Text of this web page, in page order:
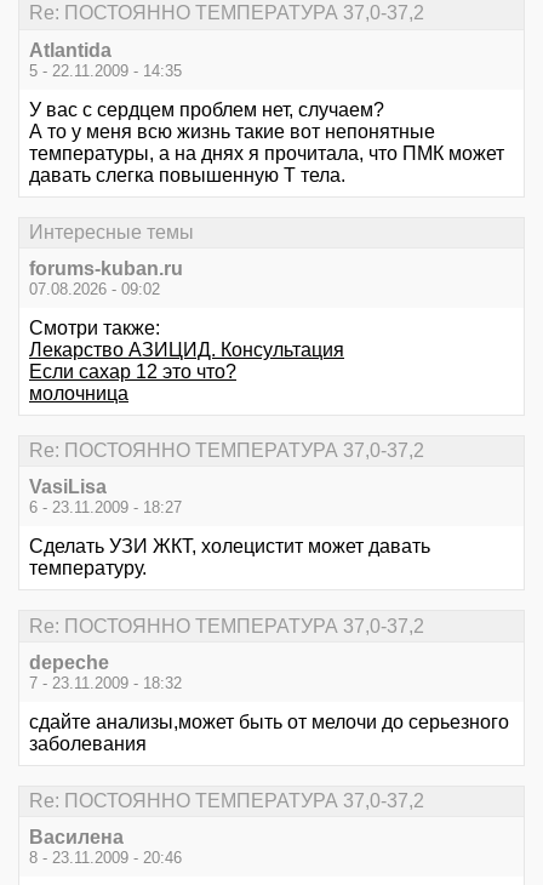
Re: ПОСТОЯННО ТЕМПЕРАТУРА 37,0-37,2
Atlantida
5 - 22.11.2009 - 14:35
У вас с сердцем проблем нет, случаем?
А то у меня всю жизнь такие вот непонятные
температуры, а на днях я прочитала, что ПМК может
давать слегка повышенную Т тела.
Интересные темы
forums-kuban.ru
07.08.2026 - 09:02
Смотри также:
Лекарство АЗИЦИД. Консультация
Если сахар 12 это что?
молочница
Re: ПОСТОЯННО ТЕМПЕРАТУРА 37,0-37,2
VasiLisa
6 - 23.11.2009 - 18:27
Сделать УЗИ ЖКТ, холецистит может давать
температуру.
Re: ПОСТОЯННО ТЕМПЕРАТУРА 37,0-37,2
depeche
7 - 23.11.2009 - 18:32
сдайте анализы,может быть от мелочи до серьезного
заболевания
Re: ПОСТОЯННО ТЕМПЕРАТУРА 37,0-37,2
Василена
8 - 23.11.2009 - 20:46